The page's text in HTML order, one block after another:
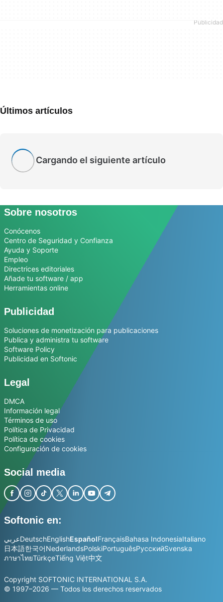
Últimos artículos
Cargando el siguiente artículo
Sobre nosotros
Conócenos
Centro de Seguridad y Confianza
Ayuda y Soporte
Empleo
Directrices editoriales
Añade tu software / app
Herramientas online
Publicidad
Soluciones de monetización para publicaciones
Publica y administra tu software
Software Policy
Publicidad en Softonic
Legal
DMCA
Información legal
Términos de uso
Política de Privacidad
Política de cookies
Configuración de cookies
Social media
Softonic en:
عربيDeutschEnglishEspañolFrançaisBahasa IndonesiaItaliano
日本語한국어NederlandsPolskiPortuguêsРусскийSvenska
ภาษาไทยTürkçeTiếng Việt中文
Copyright SOFTONIC INTERNATIONAL S.A.
© 1997–2026 — Todos los derechos reservados